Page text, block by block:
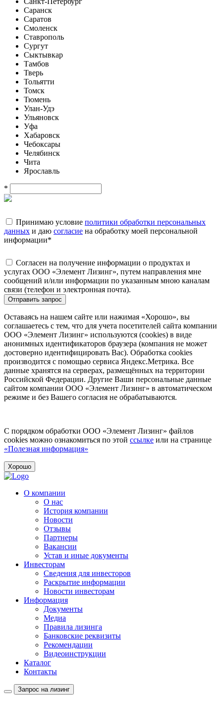
Саранск
Саратов
Смоленск
Ставрополь
Сургут
Сыктывкар
Тамбов
Тверь
Тольятти
Томск
Тюмень
Улан-Удэ
Ульяновск
Уфа
Хабаровск
Чебоксары
Челябинск
Чита
Ярославль
*
Принимаю условие политики обработки персональных
данных и даю согласие на обработку моей персональной
информации*
Согласен на получение информации о продуктах и
услугах ООО «Элемент Лизинг», путем направления мне
сообщений и/или информации по указанным мною каналам
связи (телефон и электронная почта).
Отправить запрос
Оставаясь на нашем сайте или нажимая «Хорошо», вы
соглашаетесь с тем, что для учета посетителей сайта компании
ООО «Элемент Лизинг» используются (cookies) в виде
анонимных идентификаторов браузера (компания не может
достоверно идентифицировать Вас). Обработка cookies
производится с помощью сервиса Яндекс.Метрика. Все
данные хранятся на серверах, размещённых на территории
Российской Федерации. Другие Ваши персональные данные
сайтом компании ООО «Элемент Лизинг» в автоматическом
режиме и без Вашего согласия не обрабатываются.
С порядком обработки ООО «Элемент Лизинг» файлов
cookies можно ознакомиться по этой ссылке или на странице
«Полезная информация»
Хорошо
О компании
О нас
История компании
Новости
Отзывы
Партнеры
Вакансии
Устав и иные документы
Инвесторам
Сведения для инвесторов
Раскрытие информации
Новости инвесторам
Информация
Документы
Медиа
Правила лизинга
Банковские реквизиты
Рекомендации
Видеоинструкции
Каталог
Контакты
Запрос на лизинг